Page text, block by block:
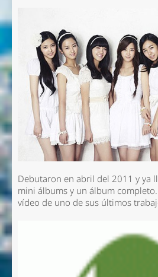
Debutaron en abril del 2011 y ya
mini álbums y un álbum
vídeo de uno de sus últimos